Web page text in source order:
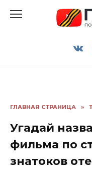
ГЛАВНАЯ СТРАНИЦА »
Угадай
фильма по
знатоков